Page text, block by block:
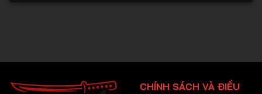
CHÍNH SÁCH VÀ ĐIỀU